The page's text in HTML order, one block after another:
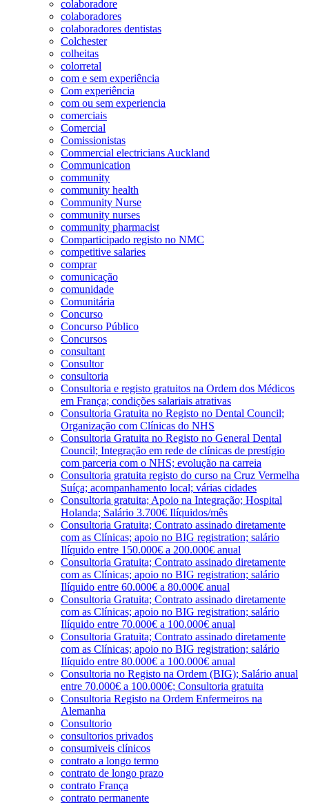
colaboradore
colaboradores
colaboradores dentistas
Colchester
colheitas
colorretal
com e sem experiência
Com experiência
com ou sem experiencia
comerciais
Comercial
Comissionistas
Commercial electricians Auckland
Communication
community
community health
Community Nurse
community nurses
community pharmacist
Comparticipado registo no NMC
competitive salaries
comprar
comunicação
comunidade
Comunitária
Concurso
Concurso Público
Concursos
consultant
Consultor
consultoria
Consultoria e registo gratuitos na Ordem dos Médicos
em França; condições salariais atrativas
Consultoria Gratuita no Registo no Dental Council;
Organização com Clínicas do NHS
Consultoria Gratuita no Registo no General Dental
Council; Integração em rede de clínicas de prestígio
com parceria com o NHS; evolução na carreia
Consultoria gratuita registo do curso na Cruz Vermelha
Suíça; acompanhamento local; várias cidades
Consultoria gratuita; Apoio na Integração; Hospital
Holanda; Salário 3.700€ Ilíquidos/mês
Consultoria Gratuita; Contrato assinado diretamente
com as Clínicas; apoio no BIG registration; salário
Ilíquido entre 150.000€ a 200.000€ anual
Consultoria Gratuita; Contrato assinado diretamente
com as Clínicas; apoio no BIG registration; salário
Ilíquido entre 60.000€ a 80.000€ anual
Consultoria Gratuita; Contrato assinado diretamente
com as Clínicas; apoio no BIG registration; salário
Ilíquido entre 70.000€ a 100.000€ anual
Consultoria Gratuita; Contrato assinado diretamente
com as Clínicas; apoio no BIG registration; salário
Ilíquido entre 80.000€ a 100.000€ anual
Consultoria no Registo na Ordem (BIG); Salário anual
entre 70.000€ a 100.000€; Consultoria gratuita
Consultoria Registo na Ordem Enfermeiros na
Alemanha
Consultorio
consultorios privados
consumiveis clínicos
contrato a longo termo
contrato de longo prazo
contrato França
contrato permanente